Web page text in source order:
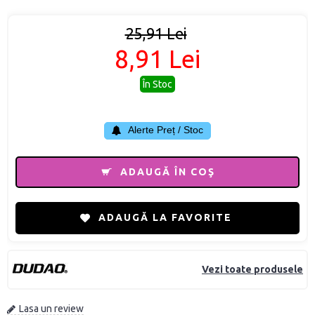
Vezi toate produsele
Lasa un review
25,91 Lei
8,91 Lei
În Stoc
Alerte Preț / Stoc
ADAUGĂ ÎN COŞ
ADAUGĂ LA FAVORITE